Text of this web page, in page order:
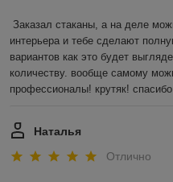
Заказал стаканы, а на деле
интерьера и тебе сделают
вариантов как это будет
количеству. вообще самому
профессионалы! крутяк! спасибо
Наталья
Отлично